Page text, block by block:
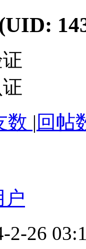
数 | 回帖
户
2-26